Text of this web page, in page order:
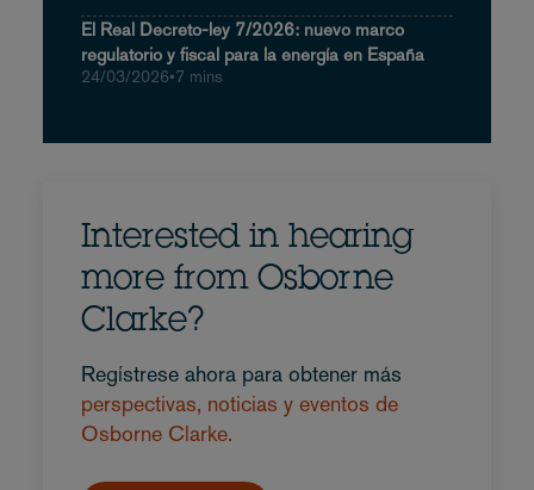
El Real Decreto-ley 7/2026: nuevo marco
regulatorio y fiscal para la energía en España
24/03/2026•7 mins
Interested in hearing
more from Osborne
Clarke?
Regístrese ahora para obtener más
perspectivas, noticias y eventos de
Osborne Clarke.